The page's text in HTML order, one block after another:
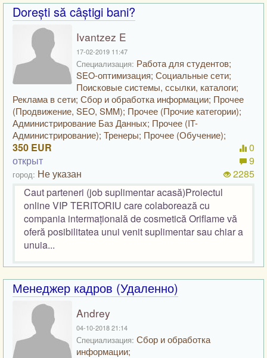
Dorești să câștigi bani?
Ivantzez E
17-02-2019 11:47
Специализация: Работа для студентов;
SEO-оптимизация; Социальные сети;
Поисковые системы, ссылки, каталоги;
Реклама в сети; Сбор и обработка информации; Прочее
(Продвижение, SEO, SMM); Прочее (Прочие категории);
Администрирование Баз Данных; Прочее (IT-
Администрирование); Тренеры; Прочее (Обучение);
350 EUR
открыт
город: Не указан
0
9
2285
Caut parteneri (job suplimentar acasă)Proiectul
online VIP TERITORIU care colaborează cu
compania intermațională de cosmetică Oriflame vă
oferă posibilitatea unui venit suplimentar sau chiar a
unuia...
Менеджер кадров (Удаленно)
Andrey
04-10-2018 21:14
Специализация: Сбор и обработка
информации;